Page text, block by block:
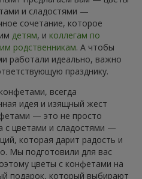
и сладостями —
сочетание, которое
детям, и коллегам по
родственникам. А чтобы
работали идеально, важно
празднику.
всегда
идея и изящный жест
— это не просто
с цветами и сладостями —
которая дарит радость и
Мы подготовили для вас
цветы с конфетами на
подарок, который выбирают